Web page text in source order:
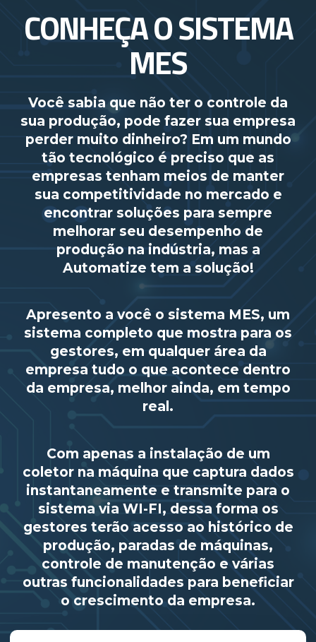
CONHEÇA O SISTEMA
MES
Você sabia que não ter o controle da
sua produção, pode fazer sua empresa
perder muito dinheiro? Em um mundo
tão tecnológico é preciso que as
empresas tenham meios de manter
sua competitividade no mercado e
encontrar soluções para sempre
melhorar seu desempenho de
produção na indústria, mas a
Automatize tem a solução!
Apresento a você o sistema MES, um
sistema completo que mostra para os
gestores, em qualquer área da
empresa tudo o que acontece dentro
da empresa, melhor ainda, em tempo
real.
Com apenas a instalação de um
coletor na máquina que captura dados
instantaneamente e transmite para o
sistema via WI-FI, dessa forma os
gestores terão acesso ao histórico de
produção, paradas de máquinas,
controle de manutenção e várias
outras funcionalidades para beneficiar
o crescimento da empresa.